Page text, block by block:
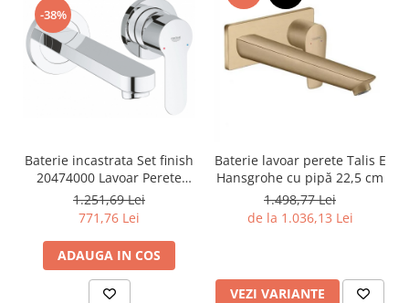
-38%
Baterie incastrata Set finish
20474000 Lavoar Perete
Grohe Bauedge
1.251,69 Lei
771,76 Lei
ADAUGA IN COS
Baterie lavoar perete Talis E
Hansgrohe cu pipă 22,5 cm
1.498,77 Lei
de la 1.036,13 Lei
VEZI VARIANTE